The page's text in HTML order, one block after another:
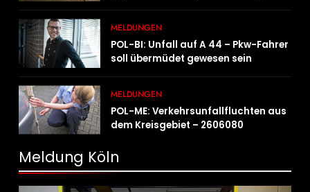
MELDUNGEN
POL-BI: Unfall auf A 44 – Pkw-Fahrer
soll übermüdet gewesen sein
MELDUNGEN
POL-ME: Verkehrsunfallfluchten aus
dem Kreisgebiet – 2606080
Meldung Köln